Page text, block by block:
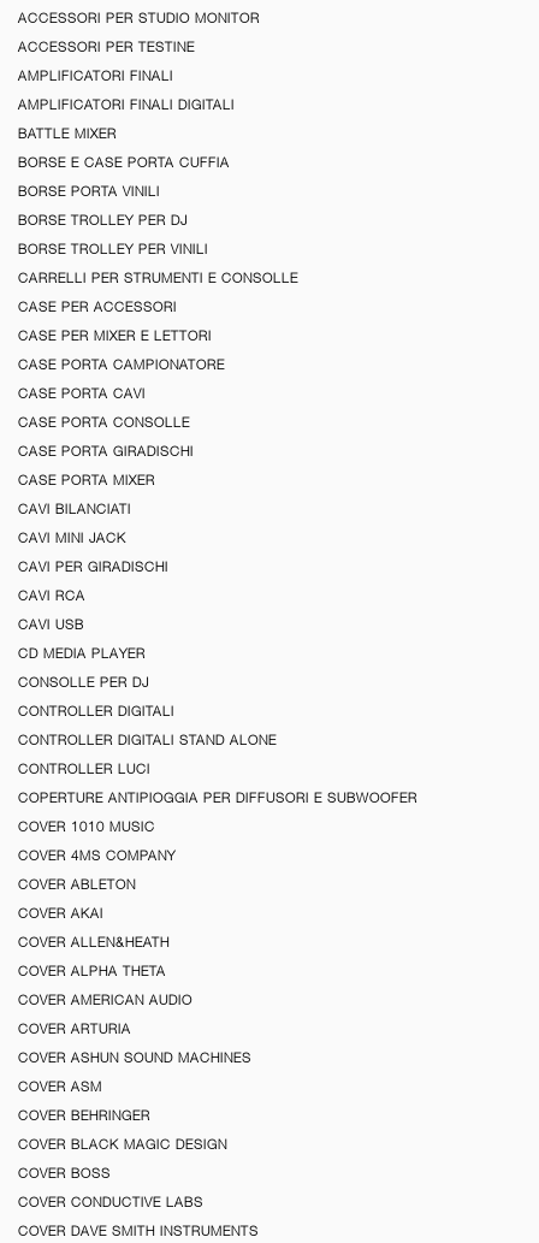
ACCESSORI PER STUDIO MONITOR
ACCESSORI PER TESTINE
AMPLIFICATORI FINALI
AMPLIFICATORI FINALI DIGITALI
BATTLE MIXER
BORSE E CASE PORTA CUFFIA
BORSE PORTA VINILI
BORSE TROLLEY PER DJ
BORSE TROLLEY PER VINILI
CARRELLI PER STRUMENTI E CONSOLLE
CASE PER ACCESSORI
CASE PER MIXER E LETTORI
CASE PORTA CAMPIONATORE
CASE PORTA CAVI
CASE PORTA CONSOLLE
CASE PORTA GIRADISCHI
CASE PORTA MIXER
CAVI BILANCIATI
CAVI MINI JACK
CAVI PER GIRADISCHI
CAVI RCA
CAVI USB
CD MEDIA PLAYER
CONSOLLE PER DJ
CONTROLLER DIGITALI
CONTROLLER DIGITALI STAND ALONE
CONTROLLER LUCI
COPERTURE ANTIPIOGGIA PER DIFFUSORI E SUBWOOFER
COVER 1010 MUSIC
COVER 4MS COMPANY
COVER ABLETON
COVER AKAI
COVER ALLEN&HEATH
COVER ALPHA THETA
COVER AMERICAN AUDIO
COVER ARTURIA
COVER ASHUN SOUND MACHINES
COVER ASM
COVER BEHRINGER
COVER BLACK MAGIC DESIGN
COVER BOSS
COVER CONDUCTIVE LABS
COVER DAVE SMITH INSTRUMENTS